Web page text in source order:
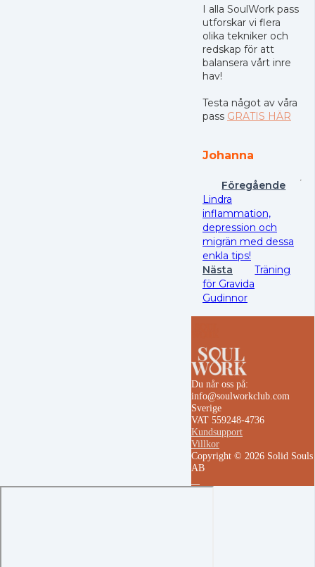
I alla SoulWork pass
utforskar vi flera
olika tekniker och
redskap för att
balansera vårt inre
hav!
Testa något av våra
pass GRATIS HÄR
Johanna
Föregående
Lindra
inflammation,
depression och
migrän med dessa
enkla tips!
Nästa
Träning
för Gravida
Gudinnor
Du når oss på:
info@soulworkclub.com
Sverige
VAT 559248-4736
Kundsupport
Villkor
Copyright © 2026 Solid Souls
AB